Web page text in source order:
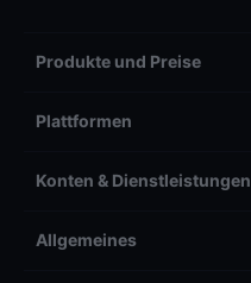
Produkte und Preise
Plattformen
Konten & Dienstleistungen
Allgemeines